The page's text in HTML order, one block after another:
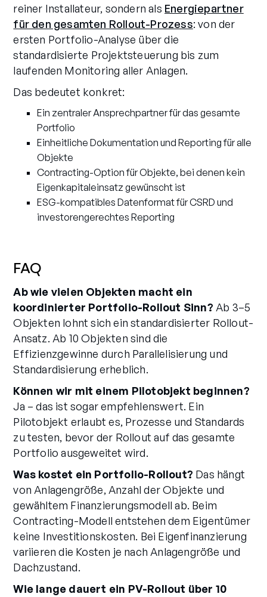
reiner Installateur, sondern als Energiepartner
für den gesamten Rollout-Prozess: von der
ersten Portfolio-Analyse über die
standardisierte Projektsteuerung bis zum
laufenden Monitoring aller Anlagen.
Das bedeutet konkret:
Ein zentraler Ansprechpartner für das gesamte
Portfolio
Einheitliche Dokumentation und Reporting für alle
Objekte
Contracting-Option für Objekte, bei denen kein
Eigenkapitaleinsatz gewünscht ist
ESG-kompatibles Datenformat für CSRD und
investorengerechtes Reporting
FAQ
Ab wie vielen Objekten macht ein
koordinierter Portfolio-Rollout Sinn? Ab 3–5
Objekten lohnt sich ein standardisierter Rollout-
Ansatz. Ab 10 Objekten sind die
Effizienzgewinne durch Parallelisierung und
Standardisierung erheblich.
Können wir mit einem Pilotobjekt beginnen?
Ja – das ist sogar empfehlenswert. Ein
Pilotobjekt erlaubt es, Prozesse und Standards
zu testen, bevor der Rollout auf das gesamte
Portfolio ausgeweitet wird.
Was kostet ein Portfolio-Rollout? Das hängt
von Anlagengröße, Anzahl der Objekte und
gewähltem Finanzierungsmodell ab. Beim
Contracting-Modell entstehen dem Eigentümer
keine Investitionskosten. Bei Eigenfinanzierung
variieren die Kosten je nach Anlagengröße und
Dachzustand.
Wie lange dauert ein PV-Rollout über 10